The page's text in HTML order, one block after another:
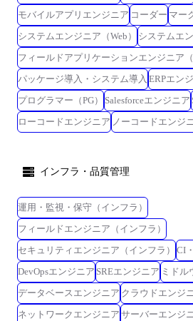
モバイルアプリエンジニア コーダー マー
システムエンジニア（Web）
システムエ
フィールドアプリケーションエンジニア（
パッケージ導入・システム導入 ERPエン
プログラマー（PG）
Salesforceエンジニア
ローコードエンジニア ノーコードエンジ
インフラ・品質管理
運用・監視・保守（インフラ）
フィールドエンジニア（インフラ）
セキュリティエンジニア（インフラ）
CI
DevOpsエンジニア SREエンジニア ミドル
データベースエンジニア クラウドエンジ
ネットワークエンジニア サーバーエンジ